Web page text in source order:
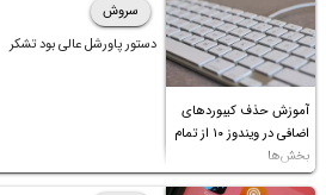
آموزش حذف کیبوردهای
اضافی در ویندوز ۱۰ از تمام
بخش‌ها
سروش
دستور پاورشل عالی بود تشکر